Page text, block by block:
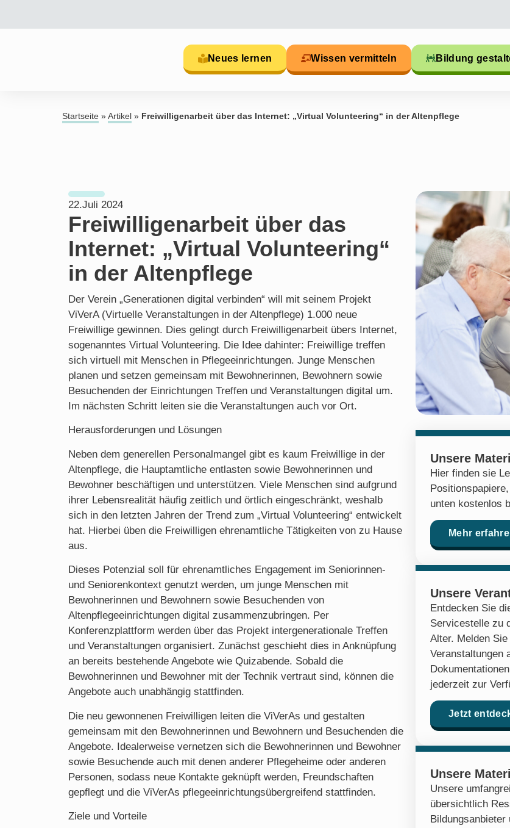
Neues lernen Wissen vermitteln Bildung
Startseite » Artikel » Freiwilligenarbeit über das Internet: „Virtual Volunteering“ in der Altenpflege
22.Juli 2024
Freiwilligenarbeit über das
Internet: „Virtual Volunteering“
in der Altenpflege
Der Verein „Generationen digital verbinden“ will mit seinem Projekt
ViVerA (Virtuelle Veranstaltungen in der Altenpflege) 1.000 neue
Freiwillige gewinnen. Dies gelingt durch Freiwilligenarbeit übers Internet,
sogenanntes Virtual Volunteering. Die Idee dahinter: Freiwillige treffen
sich virtuell mit Menschen in Pflegeeinrichtungen. Junge Menschen
planen und setzen gemeinsam mit Bewohnerinnen, Bewohnern sowie
Besuchenden der Einrichtungen Treffen und Veranstaltungen digital um.
Im nächsten Schritt leiten sie die Veranstaltungen auch vor Ort.
Herausforderungen und Lösungen
Neben dem generellen Personalmangel gibt es kaum Freiwillige in der
Altenpflege, die Hauptamtliche entlasten sowie Bewohnerinnen und
Bewohner beschäftigen und unterstützen. Viele Menschen sind aufgrund
ihrer Lebensrealität häufig zeitlich und örtlich eingeschränkt, weshalb
sich in den letzten Jahren der Trend zum „Virtual Volunteering“ entwickelt
hat. Hierbei üben die Freiwilligen ehrenamtliche Tätigkeiten von zu Hause
aus.
Dieses Potenzial soll für ehrenamtliches Engagement im Seniorinnen-
und Seniorenkontext genutzt werden, um junge Menschen mit
Bewohnerinnen und Bewohnern sowie Besuchenden von
Altenpflegeeinrichtungen digital zusammenzubringen. Per
Konferenzplattform werden über das Projekt intergenerationale Treffen
und Veranstaltungen organisiert. Zunächst geschieht dies in Anknüpfung
an bereits bestehende Angebote wie Quizabende. Sobald die
Bewohnerinnen und Bewohner mit der Technik vertraut sind, können die
Angebote auch unabhängig stattfinden.
Die neu gewonnenen Freiwilligen leiten die ViVerAs und gestalten
gemeinsam mit den Bewohnerinnen und Bewohnern und Besuchenden die
Angebote. Idealerweise vernetzen sich die Bewohnerinnen und Bewohner
sowie Besuchende auch mit denen anderer Pflegeheime oder anderen
Personen, sodass neue Kontakte geknüpft werden, Freundschaften
gepflegt und die ViVerAs pflegeeinrichtungsübergreifend stattfinden.
Ziele und Vorteile
Unsere
Hier finden sie
unten kostenlos
Mehr
Unsere
Entdecken Sie
Servicestelle zu
Alter. Melden
Veranstaltungen
jederzeit zur
Jetzt
Unsere
Unsere
übersichtlich